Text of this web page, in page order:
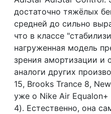
достаточно тяжёлых
средней до сильно
что в классе
нагруженная модель
зрения амортизации и
аналоги других
15, Brooks Trance 8,
уже о Nike Air Equalon+
4). Естественно, она